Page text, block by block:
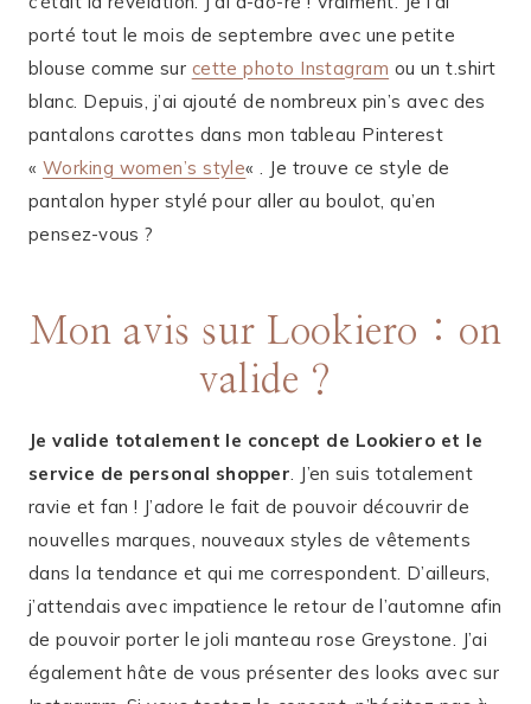
porté tout le mois de septembre avec une petite
blouse comme sur cette photo Instagram ou un t.shirt
blanc. Depuis, j’ai ajouté de nombreux pin’s avec des
pantalons carottes dans mon tableau Pinterest
« Working women’s style« . Je trouve ce style de
pantalon hyper stylé pour aller au boulot, qu’en
pensez-vous ?
Mon avis sur Lookiero : on
valide ?
Je valide totalement le concept de Lookiero et le
service de personal shopper. J’en suis totalement
ravie et fan ! J’adore le fait de pouvoir découvrir de
nouvelles marques, nouveaux styles de vêtements
dans la tendance et qui me correspondent. D’ailleurs,
j’attendais avec impatience le retour de l’automne afin
de pouvoir porter le joli manteau rose Greystone. J’ai
également hâte de vous présenter des looks avec sur